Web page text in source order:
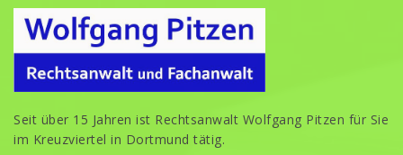
Seit über 15 Jahren ist Rechtsanwalt Wolfgang Pitzen für Sie
im Kreuzviertel in Dortmund tätig.